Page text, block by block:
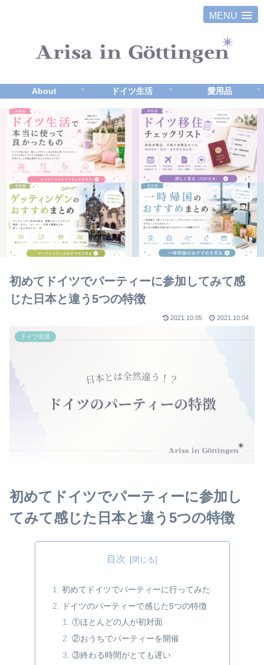
MENU
About ドイツ生活 愛用品
初めてドイツでパーティーに参加してみて感
じた日本と違う5つの特徴
2021.10.05 2021.10.04
ドイツ生活
初めてドイツでパーティーに参加し
てみて感じた日本と違う5つの特徴
目次
初めてドイツでパーティーに行ってみた
ドイツのパーティーで感じた5つの特徴
①ほとんどの人が初対面
②おうちでパーティーを開催
③終わる時間がとても遅い